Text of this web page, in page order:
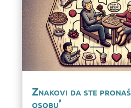
Znakovi da ste
osobu’